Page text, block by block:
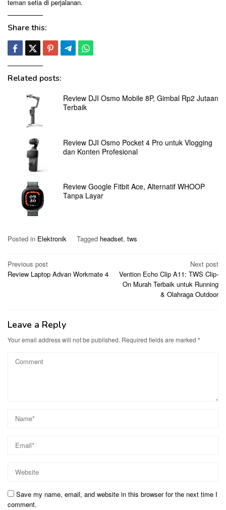
teman setia di perjalanan.
Share this:
Related posts:
Review DJI Osmo Mobile 8P, Gimbal Rp2 Jutaan
Terbaik
Review DJI Osmo Pocket 4 Pro untuk Vlogging
dan Konten Profesional
Review Google Fitbit Ace, Alternatif WHOOP
Tanpa Layar
Posted in Elektronik Tagged headset, tws
Post
navigation
Previous post
Review Laptop Advan Workmate 4
Next post
Vention Echo Clip A11: TWS Clip-
On Murah Terbaik untuk Running
& Olahraga Outdoor
Leave a Reply
Your email address will not be published. Required fields are marked *
Save my name, email, and website in this browser for the next time I
comment.